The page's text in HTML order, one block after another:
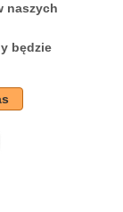
naszych
będzie